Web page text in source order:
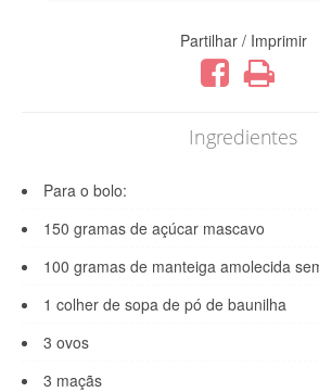
Partilhar / Imprimir
Ingredientes
Para o bolo:
150 gramas de açúcar mascavo
100 gramas de manteiga amolecida
1 colher de sopa de pó de baunilha
3 ovos
3 maçãs